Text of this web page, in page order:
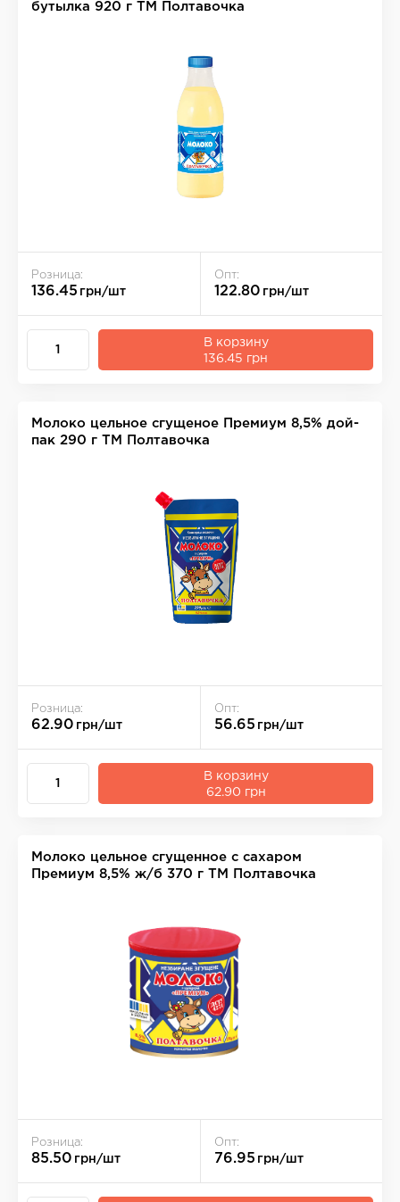
бутылка 920 г ТМ Полтавочка
Розница:
136.45 грн/шт
Опт:
122.80 грн/шт
В корзину
136.45 грн
Молоко цельное сгущеное Премиум 8,5% дой-
пак 290 г ТМ Полтавочка
Розница:
62.90 грн/шт
Опт:
56.65 грн/шт
В корзину
62.90 грн
Молоко цельное сгущенное с сахаром
Премиум 8,5% ж/б 370 г ТМ Полтавочка
Розница:
85.50 грн/шт
Опт:
76.95 грн/шт